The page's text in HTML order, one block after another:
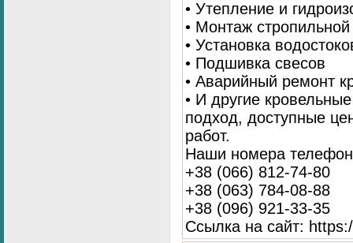
• Утепление и
• Монтаж
• Установка
• Подшивка свесов
• Аварийный ремонт
• И другие
подход, доступные
работ.
Наши номера
+38 (066) 812-74-80
+38 (063) 784-08-88
+38 (096) 921-33-35
Ссылка на сайт: